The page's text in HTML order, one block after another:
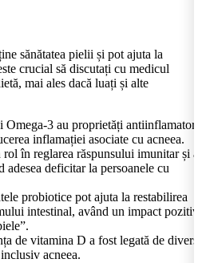
sănătatea pielii și pot ajuta la
crucial să discutați cu medicul
mai ales dacă luați și alte
Omega-3 au proprietăți antiinflamatorii
inflamației asociate cu acneea.
în reglarea răspunsului imunitar și a
deficitar la persoanele cu
probiotice pot ajuta la restabilirea
intestinal, având un impact pozitiv
de vitamina D a fost legată de diverse
acneea.